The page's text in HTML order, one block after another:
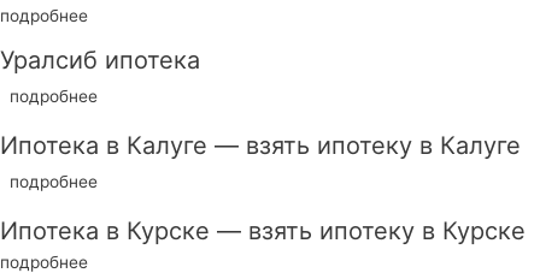
подробнее
Уралсиб ипотека
подробнее
Ипотека в Калуге — взять ипотеку в Калуге
подробнее
Ипотека в Курске — взять ипотеку в Курске
подробнее